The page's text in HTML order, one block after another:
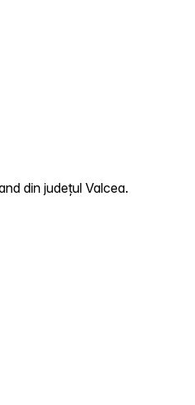
din județul Valcea.